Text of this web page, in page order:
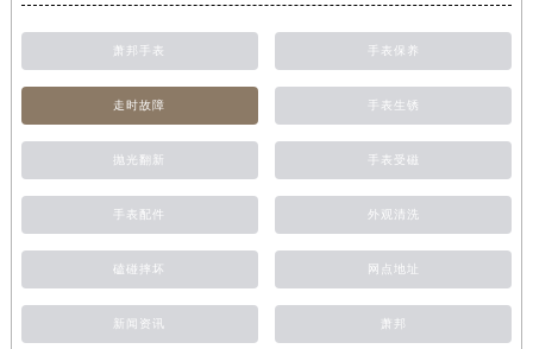
萧邦手表 手表保养
走时故障 手表生锈
抛光翻新 手表受磁
手表配件 外观清洗
磕碰摔坏 网点地址
新闻资讯 萧邦